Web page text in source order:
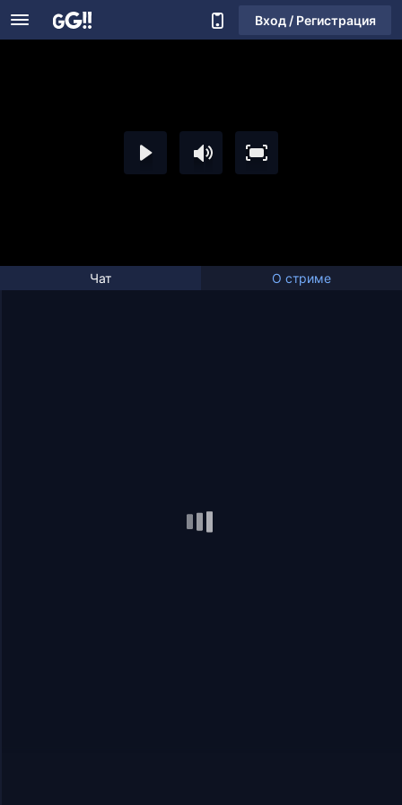
Вход / Регистрация
Чат О стриме